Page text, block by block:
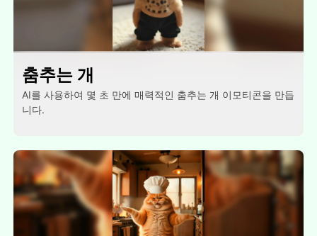
춤추는 개
AI를 사용하여 몇 초 만에 매력적인 춤추는 개 이모티콘을 만듭
니다.